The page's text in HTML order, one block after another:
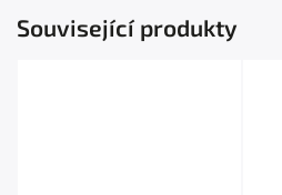
Související produkty